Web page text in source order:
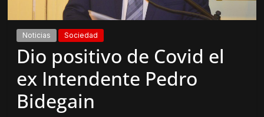
Noticias Sociedad
Dio positivo de Covid el
ex Intendente Pedro
Bidegain